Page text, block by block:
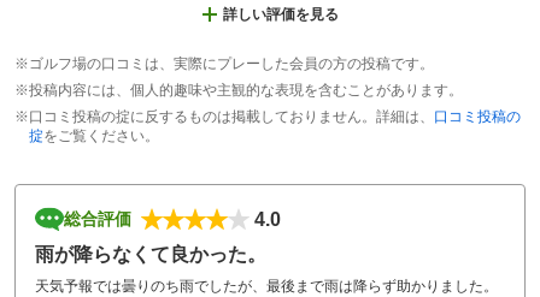
詳しい評価を見る
※ゴルフ場の口コミは、実際にプレーした会員の方の投稿です。
※投稿内容には、個人的趣味や主観的な表現を含むことがあります。
※口コミ投稿の掟に反するものは掲載しておりません。詳細は、 口コミ投稿の
掟をご覧ください。
総合評価
4.0
雨が降らなくて良かった。
天気予報では曇りのち雨でしたが、最後まで雨は降らず助かりました。